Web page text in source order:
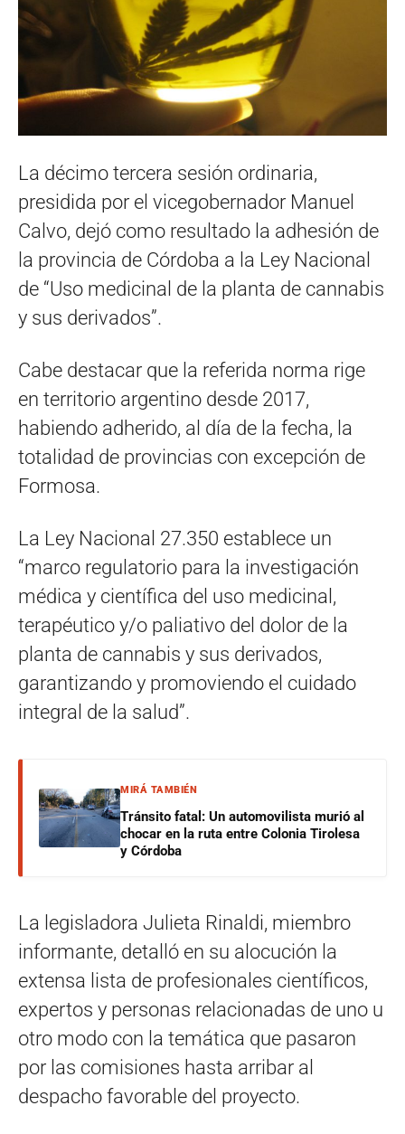
La décimo tercera sesión ordinaria,
presidida por el vicegobernador Manuel
Calvo, dejó como resultado la adhesión de
la provincia de Córdoba a la Ley Nacional
de “Uso medicinal de la planta de cannabis
y sus derivados”.
Cabe destacar que la referida norma rige
en territorio argentino desde 2017,
habiendo adherido, al día de la fecha, la
totalidad de provincias con excepción de
Formosa.
La Ley Nacional 27.350 establece un
“marco regulatorio para la investigación
médica y científica del uso medicinal,
terapéutico y/o paliativo del dolor de la
planta de cannabis y sus derivados,
garantizando y promoviendo el cuidado
integral de la salud”.
MIRÁ TAMBIÉN
Tránsito fatal: Un automovilista murió al
chocar en la ruta entre Colonia Tirolesa
y Córdoba
La legisladora Julieta Rinaldi, miembro
informante, detalló en su alocución la
extensa lista de profesionales científicos,
expertos y personas relacionadas de uno u
otro modo con la temática que pasaron
por las comisiones hasta arribar al
despacho favorable del proyecto.